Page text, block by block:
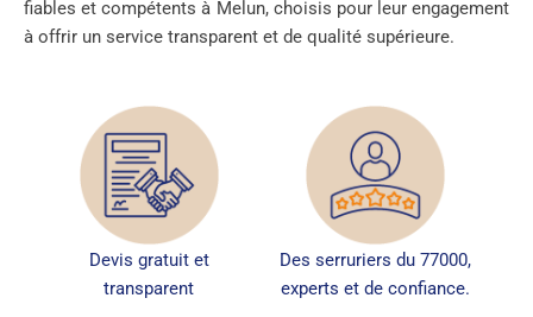
fiables et compétents à Melun, choisis pour leur engagement
à offrir un service transparent et de qualité supérieure.
Devis gratuit et
transparent
Des serruriers du 77000,
experts et de confiance.